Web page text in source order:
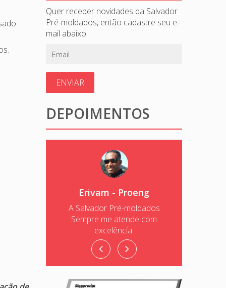
Quer receber novidades da Salvador
Pré-moldados, então cadastre seu e-
mail abaixo.
ENVIAR
DEPOIMENTOS
Cláudio – Lorenge
O atendimento da Salvador Pré-
Moldados é sensacional.